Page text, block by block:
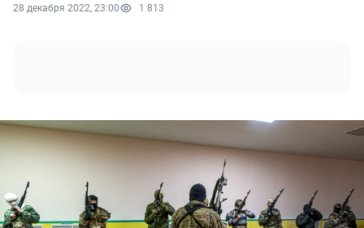
28 декабря 2022, 23:00 1 813